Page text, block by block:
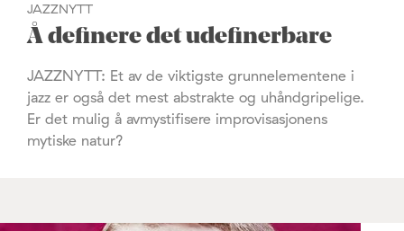
JAZZNYTT
Å definere det udefinerbare
JAZZNYTT: Et av de viktigste grunnelementene i
jazz er også det mest abstrakte og uhåndgripelige.
Er det mulig å avmystifisere improvisasjonens
mytiske natur?